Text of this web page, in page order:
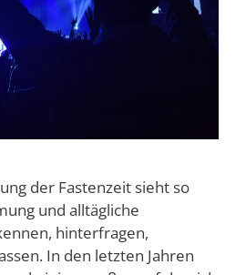
der Fastenzeit sieht so
und alltägliche
hinterfragen,
In den letzten Jahren